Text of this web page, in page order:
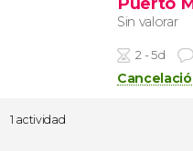
Sin valorar
2 - 5d
1 actividad